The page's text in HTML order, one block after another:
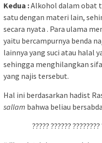
Kedua :Alkohol dalam obat
satu dengan materi lain,
secara nyata . Para ulama
yaitu bercampurnya benda
lainnya yang suci atau halal
sehingga menghilangkan
yang najis tersebut.
Hal ini berdasarkan hadist
sallam bahwa beliau
????? ??????